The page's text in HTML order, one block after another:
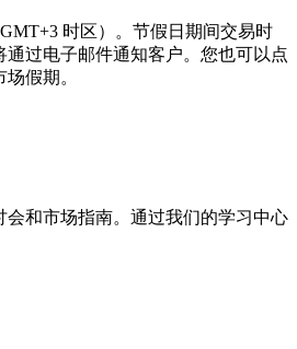
时区）。节假日期间交易时
通过电子邮件通知客户。您也可以点
假期。
会和市场指南。通过我们的学习中心